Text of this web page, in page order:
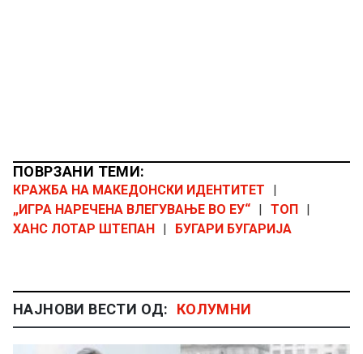
ПОВРЗАНИ ТЕМИ:
КРАЖБА НА МАКЕДОНСКИ ИДЕНТИТЕТ
„ИГРА НАРЕЧЕНА ВЛЕГУВАЊЕ ВО ЕУ“
ТОП
ХАНС ЛОТАР ШТЕПАН
БУГАРИ БУГАРИЈА
НАЈНОВИ ВЕСТИ ОД: КОЛУМНИ